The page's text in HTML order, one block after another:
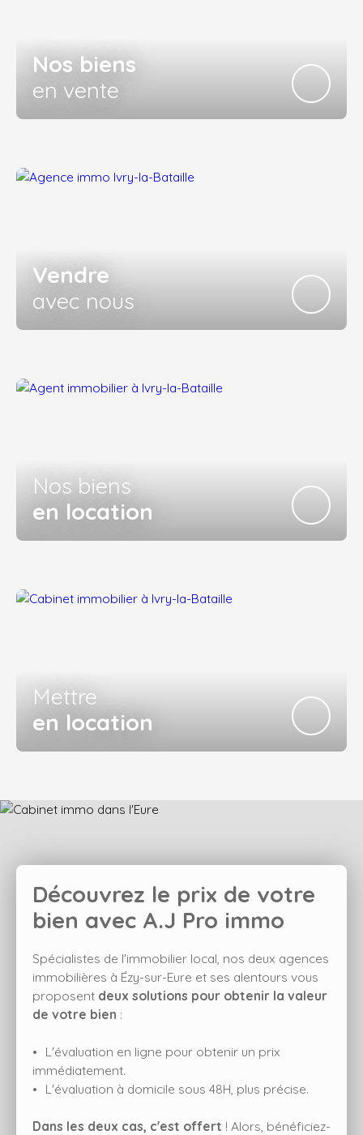
Nos biens
en vente
Vendre
avec nous
Nos biens
en location
Mettre
en location
Découvrez le prix de votre
bien avec A.J Pro immo
Spécialistes de l'immobilier local, nos deux agences
immobilières à Ézy-sur-Eure et ses alentours vous
proposent deux solutions pour obtenir la valeur
de votre bien :
L'évaluation en ligne pour obtenir un prix
immédiatement.
L'évaluation à domicile sous 48H, plus précise.
Dans les deux cas, c'est offert ! Alors, bénéficiez-